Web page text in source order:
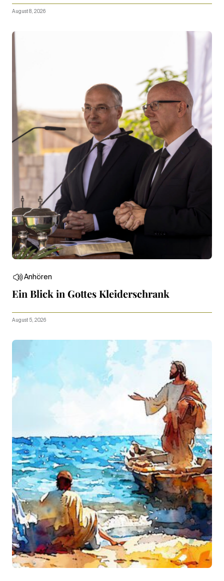
August 8, 2026
Anhören
Ein Blick in Gottes Kleiderschrank
August 5, 2026